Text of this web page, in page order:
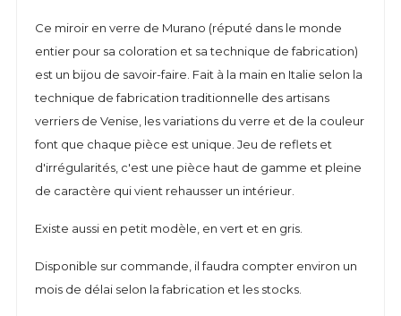
Ce miroir en verre de Murano (réputé dans le monde
entier pour sa coloration et sa technique de fabrication)
est un bijou de savoir-faire. Fait à la main en Italie selon la
technique de fabrication traditionnelle des artisans
verriers de Venise, les variations du verre et de la couleur
font que chaque pièce est unique. Jeu de reflets et
d'irrégularités, c'est une pièce haut de gamme et pleine
de caractère qui vient rehausser un intérieur.
Existe aussi en petit modèle, en vert et en gris.
Disponible sur commande, il faudra compter environ un
mois de délai selon la fabrication et les stocks.